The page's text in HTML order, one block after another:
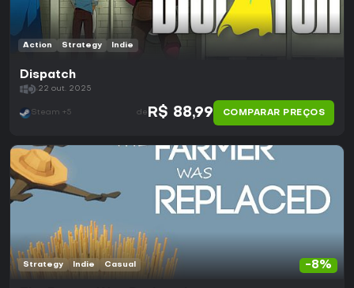
Action Strategy Indie
Dispatch
22 out. 2025
Steam +5 de R$ 88,99 COMPARAR PREÇOS
-8%
Strategy Indie Casual